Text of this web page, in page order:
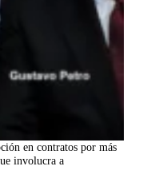
en contratos por más
involucra a